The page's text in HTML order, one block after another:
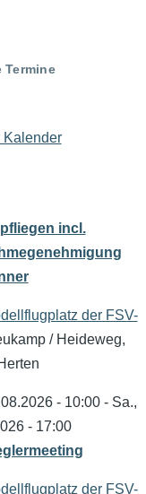
Termine
Kalender
incl.
der FSV-
/ Heideweg,
- 10:00- Sa.,
- 17:00
der FSV-